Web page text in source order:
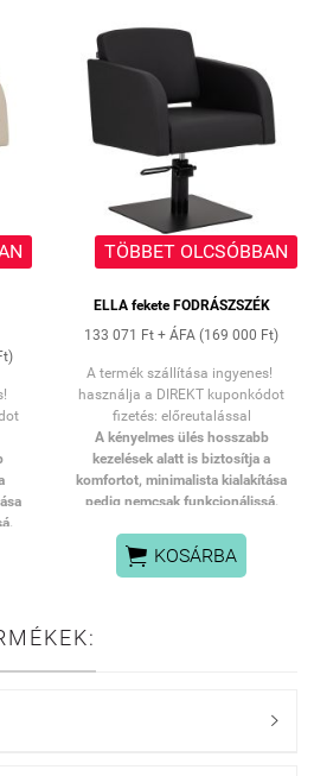
–
TÖBBET OLCSÓBBAN
ELLA fekete FODRÁSZSZÉK
133 071 Ft + ÁFA (169 000 Ft)
A termék szállítása ingyenes!
használja a DIREKT kuponkódot
fizetés: előreutalással
A kényelmes ülés hosszabb
kezelések alatt is biztosítja a
komfortot, minimalista kialakítása
pedig nemcsak funkcionálissá,
megjelenést kölcsönöz.
A tartós hidraulikus emelő
állítását 42 és 60 cm között –
még akkor is, amikor a vendég a
 KOSÁRBA
